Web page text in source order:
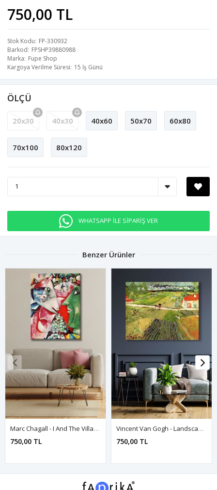
750,00 TL
Stok Kodu FP-330932
Barkod FPSHP39880988
Marka Fupe Shop
Kargoya Verilme Süresi 15 İş Günü
ÖLÇÜ
20x30 40x30 40x60 50x70 60x80
70x100 80x120
WHATSAPP İLE SİPARİŞ VER
Benzer Ürünler
Marc Chagall - I And The Village - 106398 - Dekoratif Duvar Kanvas Tablo
750,00 TL
Vincent Van Gogh - Landscape With Carriage And Train - 106022 - Dekoratif Duvar Kanvas Tablo
750,00 TL